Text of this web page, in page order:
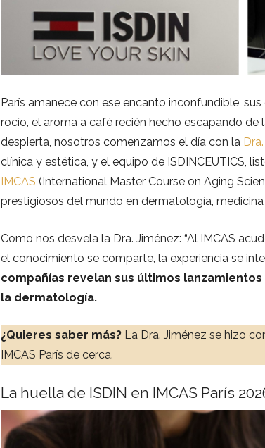
París amanece con ese encanto inconfundible,
rocío, el aroma a café recién hecho escapando de
despierta, nosotros comenzamos el día con la
clínica y estética, y el equipo de ISDINCEUTICS,
IMCAS (International Master Course on Aging
prestigiosos del mundo en dermatología,
Como nos desvela la Dra. Jiménez: “Al IMCAS
el conocimiento se comparte, la experiencia se
compañías revelan sus últimos
la dermatología.
¿Quieres saber más? La Dra. Jiménez se hizo
IMCAS París de cerca.
La huella de ISDIN en IMCAS París